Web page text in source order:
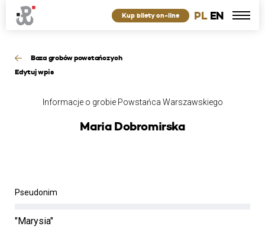
PL EN
Kup bilety on-line
Baza grobów powstańczych
Edytuj wpis
Informacje o grobie Powstańca Warszawskiego
Maria Dobromirska
Pseudonim
"Marysia"